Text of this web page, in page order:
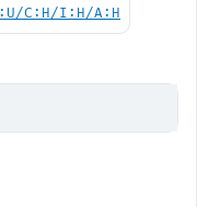
C:H/I:H/A:H